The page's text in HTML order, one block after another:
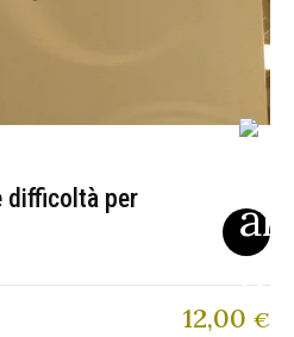
difficoltà per
12,00 €